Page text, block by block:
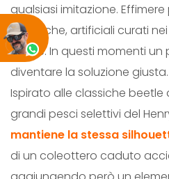
t
i
t
à
qualsiasi imitazione.
realistiche, artificiali curati
niente. In questi momenti
diventare la soluzione giusta.
Ispirato alle classiche beetle
grandi pesci selettivi del
mantiene la stessa
di un coleottero caduto